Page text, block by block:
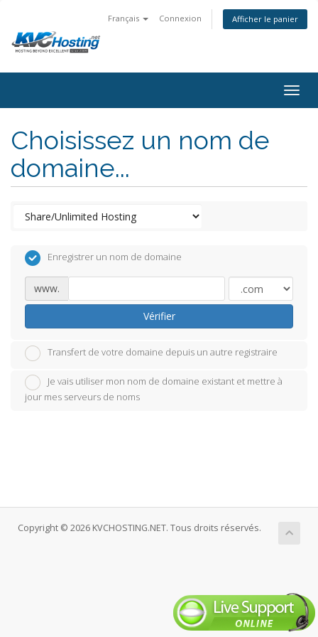
Français Connexion Afficher le panier
Choisissez un nom de
domaine...
Enregistrer un nom de domaine
www.
Vérifier
Transfert de votre domaine depuis un autre registraire
Je vais utiliser mon nom de domaine existant et mettre à
jour mes serveurs de noms
Copyright © 2026 KVCHOSTING.NET. Tous droits réservés.